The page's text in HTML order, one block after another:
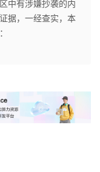
中有涉嫌抄袭的内
据，一经查实，本